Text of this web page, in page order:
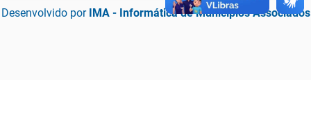
Desenvolvido por IMA - Informática de Municípios Associados